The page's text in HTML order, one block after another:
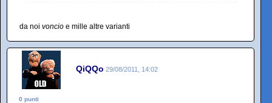
da noi voncio e mille altre varianti
QiQQo 29/08/2011, 14:02
0 punti